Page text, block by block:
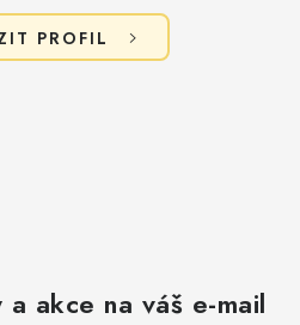
PROFIL
akce na váš e-mail